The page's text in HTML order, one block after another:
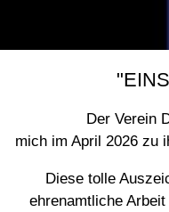
Der Verein
mich im April 2026 zu
Diese tolle
ehrenamtliche